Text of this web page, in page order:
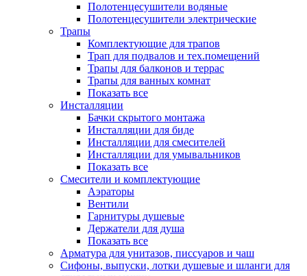
Полотенцесушители водяные
Полотенцесушители электрические
Трапы
Комплектующие для трапов
Трап для подвалов и тех.помещений
Трапы для балконов и террас
Трапы для ванных комнат
Показать все
Инсталляции
Бачки скрытого монтажа
Инсталляции для биде
Инсталляции для смесителей
Инсталляции для умывальников
Показать все
Смесители и комплектующие
Аэраторы
Вентили
Гарнитуры душевые
Держатели для душа
Показать все
Арматура для унитазов, писсуаров и чаш
Сифоны, выпуски, лотки душевые и шланги для